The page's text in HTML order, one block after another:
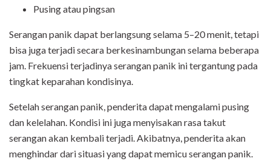
Pusing atau pingsan
Serangan panik dapat berlangsung selama 5–20 menit, tetapi
bisa juga terjadi secara berkesinambungan selama beberapa
jam. Frekuensi terjadinya serangan panik ini tergantung pada
tingkat keparahan kondisinya.
Setelah serangan panik, penderita dapat mengalami pusing
dan kelelahan. Kondisi ini juga menyisakan rasa takut
serangan akan kembali terjadi. Akibatnya, penderita akan
menghindar dari situasi yang dapat memicu serangan panik.